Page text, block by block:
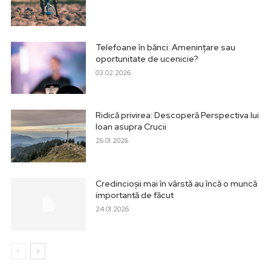
Telefoane în bănci: Amenințare sau
oportunitate de ucenicie?
03.02.2026
Ridică privirea: Descoperă Perspectiva lui
Ioan asupra Crucii
26.01.2026
Credincioșii mai în vârstă au încă o muncă
importantă de făcut
24.01.2026